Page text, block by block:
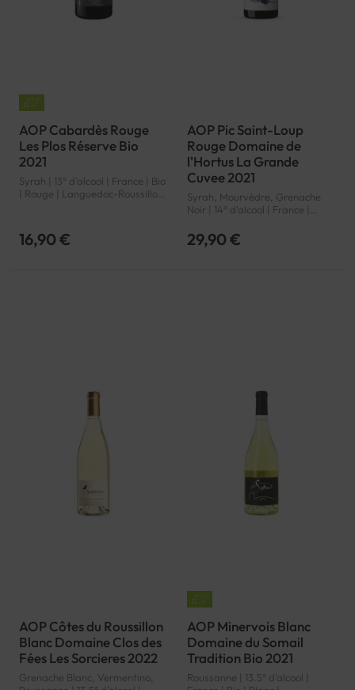
AOP Cabardès Rouge
Les Plos Réserve Bio
2021
Syrah | 13° d'alcool | France | Bio
| Rouge | Languedoc-Roussillon
16,90 €
AOP Pic Saint-Loup
Rouge Domaine de
l'Hortus La Grande
Cuvee 2021
Syrah, Mourvèdre, Grenache
Noir | 14° d'alcool | France |
Pic Saint-Loup | AOP
29,90 €
AOP Côtes du Roussillon
Blanc Domaine Clos des
Fées Les Sorcieres 2022
Grenache Blanc, Vermentino,
AOP Minervois Blanc
Domaine du Somail
Tradition Bio 2021
Roussanne | 13.5° d'alcool |